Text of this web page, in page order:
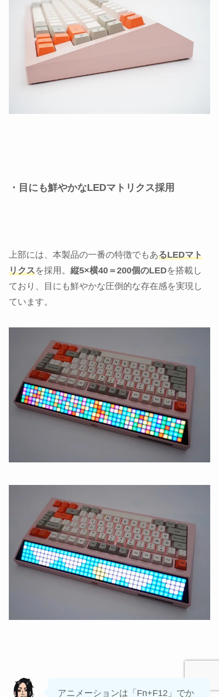
・目にも鮮やかなLEDマトリクス採用
上部には、本製品の一番の特徴でもあるLEDマト
リクスを採用。 縦5×横40＝200個のLEDを搭載し
ており、目にも鮮やかな圧倒的な存在感を実現し
ています。
アニメーションは「Fn+F12」でか